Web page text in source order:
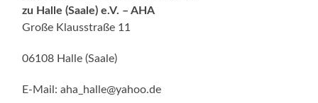
zu Halle (Saale) e.V. – AHA
Große Klausstraße 11
06108 Halle (Saale)
E-Mail: aha_halle@yahoo.de